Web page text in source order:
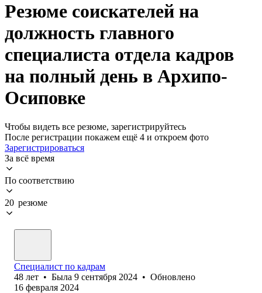
Резюме соискателей на
должность главного
специалиста отдела кадров
на полный день в Архипо-
Осиповке
Чтобы видеть все резюме, зарегистрируйтесь
После регистрации покажем ещё 4 и откроем фото
Зарегистрироваться
За всё время
По соответствию
20 резюме
Специалист по кадрам
48 лет • Была 9 сентября 2024 • Обновлено
16 февраля 2024